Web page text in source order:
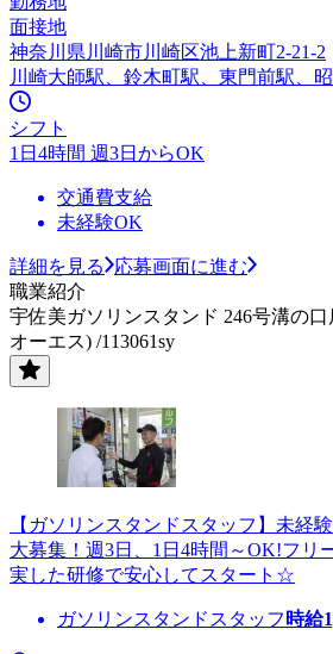
面接地
神奈川県川崎市川崎区池上新町2-21-2
川崎大師駅、鈴木町駅、東門前駅、
シフト
1日4時間 週3日からOK
交通費支給
未経験OK
詳細を見る
応募画面に進む
職業紹介
宇佐美ガソリンスタンド 246号溝の
オーエス) /113061sy
【ガソリンスタンドスタッフ】未経
大募集！週3日、1日4時間～OK!フリ
実した研修で安心してスタート☆
ガソリンスタンドスタッフ 時給